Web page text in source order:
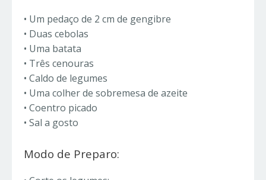
• Um pedaço de 2 cm de gengibre
• Duas cebolas
• Uma batata
• Três cenouras
• Caldo de legumes
• Uma colher de sobremesa de azeite
• Coentro picado
• Sal a gosto
Modo de Preparo: